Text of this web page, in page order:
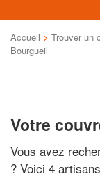
Accueil > Trouver un
Bourgueil
Votre
Vous avez
? Voici 4